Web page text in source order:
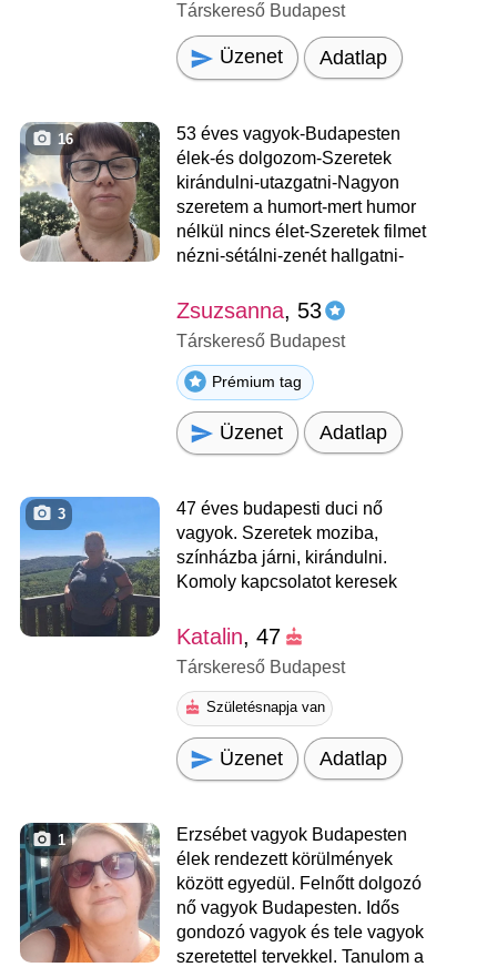
Társkereső Budapest
Üzenet Adatlap
16
53 éves vagyok-Budapesten
élek-és dolgozom-Szeretek
kirándulni-utazgatni-Nagyon
szeretem a humort-mert humor
nélkül nincs élet-Szeretek filmet
nézni-sétálni-zenét hallgatni-
Zsuzsanna, 53
Társkereső Budapest
Prémium tag
Üzenet Adatlap
3
47 éves budapesti duci nő
vagyok. Szeretek moziba,
színházba járni, kirándulni.
Komoly kapcsolatot keresek
Katalin, 47
Társkereső Budapest
Születésnapja van
Üzenet Adatlap
1
Erzsébet vagyok Budapesten
élek rendezett körülmények
között egyedül. Felnőtt dolgozó
nő vagyok Budapesten. Idős
gondozó vagyok és tele vagyok
szeretettel tervekkel. Tanulom a